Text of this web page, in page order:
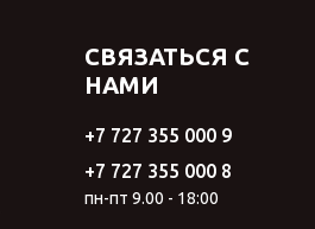
СВЯЗАТЬСЯ С
НАМИ
+7 727 355 000 9
+7 727 355 000 8
пн-пт 9.00 - 18:00